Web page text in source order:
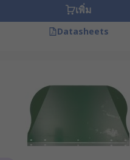
งาน ทำให้ใช้งานได้อย่างสะด
านาน
อยู่ในรูปของหน้ากากพลาสติกใ
ค้งรับรูปทรงใบหน้าเป็นองค์ปร
นวป้องกันที่ครอบคลุมตั้งแต่บริเ
ะในบางรุ่นอาจขยายพื้นที่ป้อง
คอ เพื่อป้องกันไม่ให้ละอองขอ
เพิ่ม
Datasheets